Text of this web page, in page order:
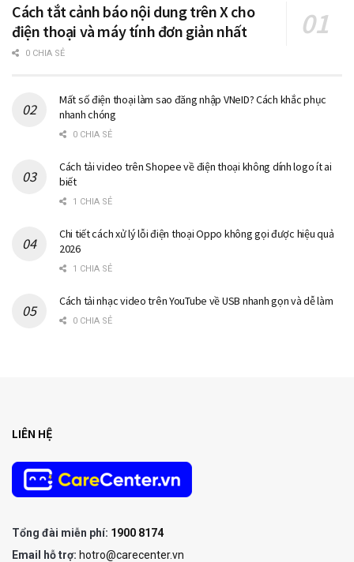
Cách tắt cảnh báo nội dung trên X cho
điện thoại và máy tính đơn giản nhất
0 CHIA SẺ
Mất số điện thoại làm sao đăng nhập VNeID? Cách khắc phục
nhanh chóng
0 CHIA SẺ
Cách tải video trên Shopee về điện thoại không dính logo ít ai
biết
1 CHIA SẺ
Chi tiết cách xử lý lỗi điện thoại Oppo không gọi được hiệu quả
2026
1 CHIA SẺ
Cách tải nhạc video trên YouTube về USB nhanh gọn và dễ làm
0 CHIA SẺ
LIÊN HỆ
Tổng đài miễn phí: 1900 8174
Email hỗ trợ: hotro@carecenter.vn